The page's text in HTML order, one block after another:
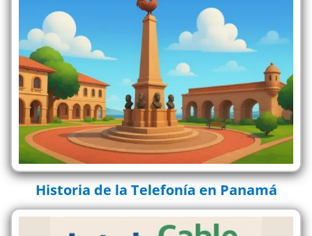
Historia de la Telefonía en Panamá